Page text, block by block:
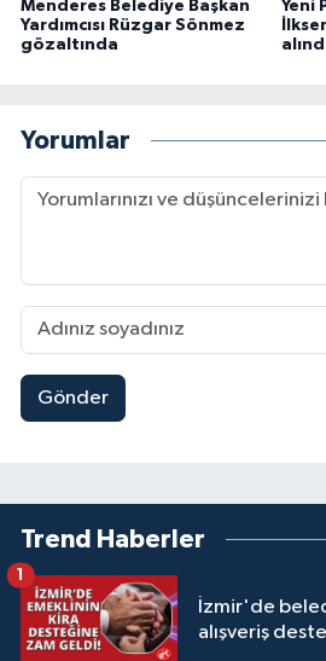
Menderes Belediye Başkan
Yardımcısı Rüzgar Sönmez
gözaltında
Yeni
Yorumlar
Gönder
Trend Haberler
İzmir'de
alışveriş
1